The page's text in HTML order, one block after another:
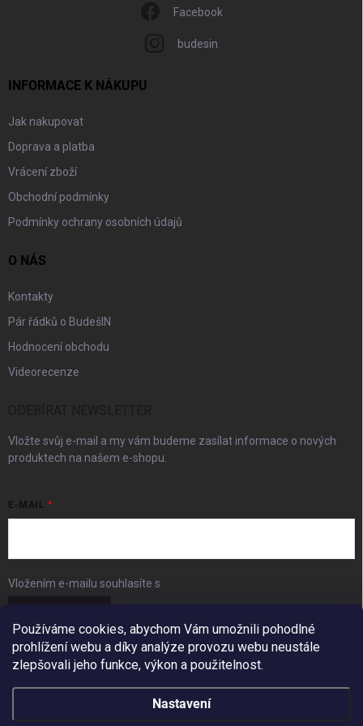
Používáme cookies, abychom Vám umožnili pohodlné
prohlížení webu a díky analýze provozu webu neustále
zlepšovali jeho funkce, výkon a použitelnost.
Nastavení
Facebook
budesin
INFORMACE K NÁKUPU
Jak nakupovat
Doprava a platba
Vrácení zboží
Obchodní podmínky
Podmínky ochrany osobních údajů
O NÁS
Kontakty
Pár řádků o BudešIN
Hodnocení obchodu
Videorecenze
Vložte svůj e-mail a my vám budeme zasílat informace o nových
produktech na našem e-shopu.
E-MAIL
Vložením e-mailu souhlasíte s
FACEBOOK